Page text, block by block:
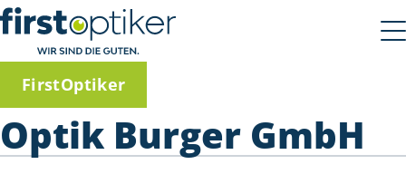
FirstOptiker
Optik Burger GmbH